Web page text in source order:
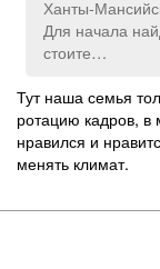
Ханты-
Для начала
стоите…
Тут наша семья
ротацию кадров, в
нравился и
менять климат.